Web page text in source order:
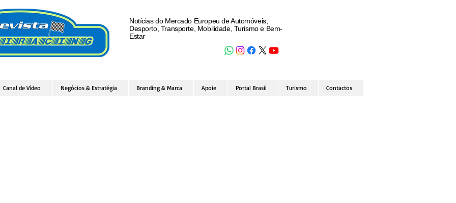
Notícias do Mercado Europeu de Automóveis,
Desporto, Transporte, Mobilidade, Turismo e Bem-
Estar
Canal de Vídeo Negócios & Estratégia Branding & Marca Apoie Portal Brasil Turismo Contactos